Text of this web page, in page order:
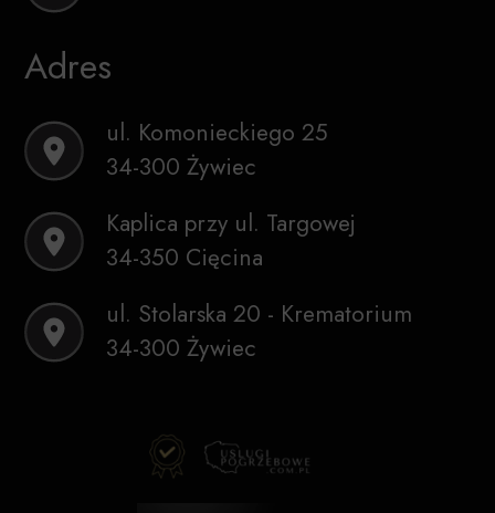
Adres
ul. Komonieckiego 25
34-300 Żywiec
Kaplica przy ul. Targowej
34-350 Cięcina
ul. Stolarska 20 - Krematorium
34-300 Żywiec